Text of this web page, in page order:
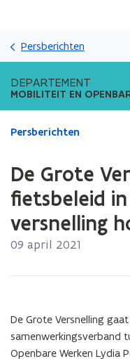
Persberichten
DEPARTEMENT
MOBILITEIT EN
Gedaan
bevindt
zich
op:
Grote
Vlaanderen
versnelling
hoger
Persberichten
De Grote
fietsbeleid
versnelling
09 april 2021
De Grote Versnelling
samenwerkingsverband
Openbare Werken Lydia